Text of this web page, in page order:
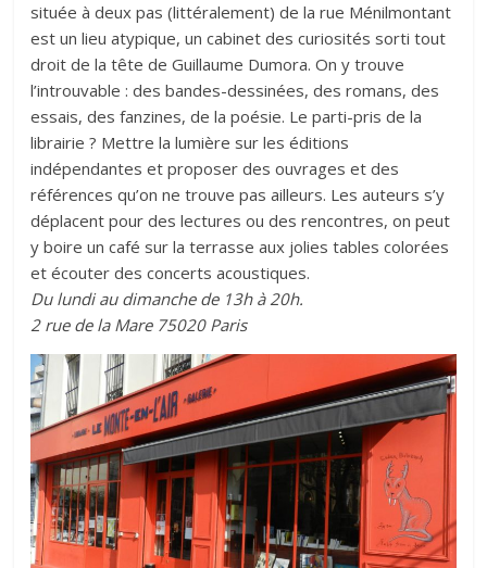
située à deux pas (littéralement) de la rue Ménilmontant
est un lieu atypique, un cabinet des curiosités sorti tout
droit de la tête de Guillaume Dumora. On y trouve
l’introuvable : des bandes-dessinées, des romans, des
essais, des fanzines, de la poésie. Le parti-pris de la
librairie ? Mettre la lumière sur les éditions
indépendantes et proposer des ouvrages et des
références qu’on ne trouve pas ailleurs. Les auteurs s’y
déplacent pour des lectures ou des rencontres, on peut
y boire un café sur la terrasse aux jolies tables colorées
et écouter des concerts acoustiques.
Du lundi au dimanche de 13h à 20h.
2 rue de la Mare 75020 Paris